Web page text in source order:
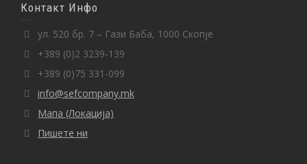
Контакт Инфо
ул. 520 бр. 7 – Гази Баба, 1000 Скопје
+389 (0)2 3239-139
+389 (0)75 331-099
info@sefcompany.mk
Мапа (Локација)
Пишете ни